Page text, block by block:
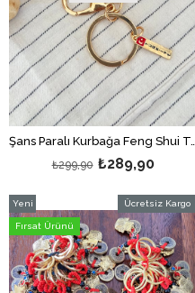
₺289,90
₺299,90
Ücretsiz Kargo
Yeni
Ürün
Fırsat Ürünü